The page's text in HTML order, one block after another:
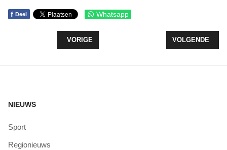
f Deel Whatsapp
VORIG ARTIKEL: HAMBURGERFEEST BIJ
VORIGE VOLGENDE
VOLGENDE
NIEUWS
Sport
Regionieuws